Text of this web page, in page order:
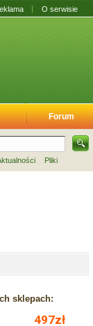
O serwisie
Forum
Pliki
sklepach: